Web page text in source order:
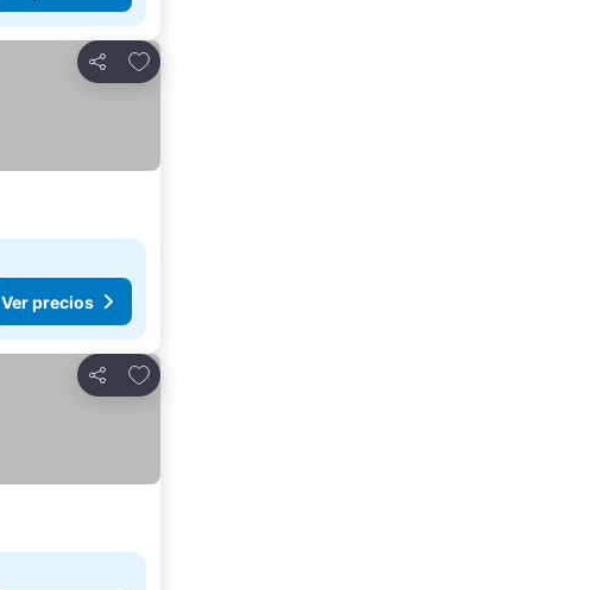
Compartir
Agregar a favoritos
Ver precios
Compartir
Agregar a favoritos